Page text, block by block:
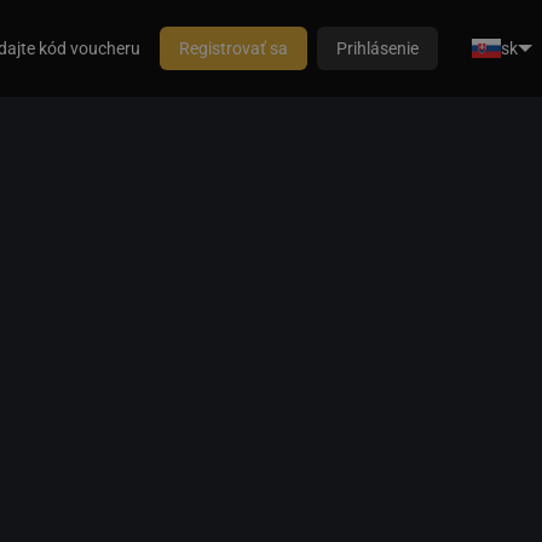
kód voucheru Registrovať sa Prihlásenie sk